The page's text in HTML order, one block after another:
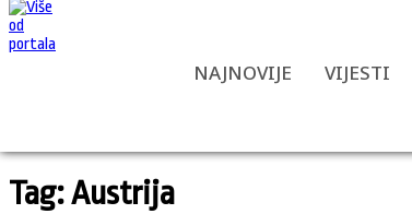
NAJNOVIJE VIJESTI
Tag: Austrija